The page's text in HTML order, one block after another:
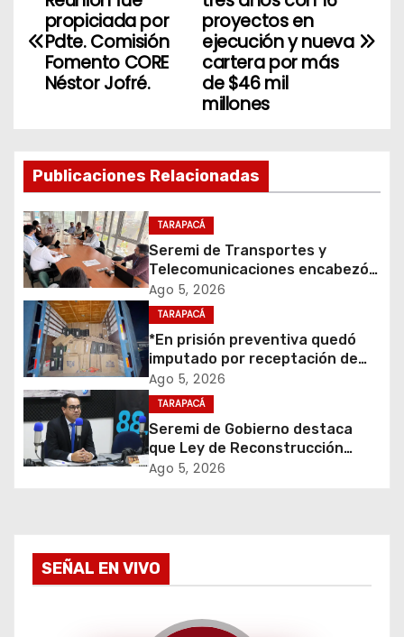
a
a
c
i
ó
n
d
e
e
r
a
proyectos en
ejecución y nueva
cartera por más
de $46 mil
millones
propiciada por
Pdte. Comisión
Fomento CORE
Néstor Jofré.
Publicaciones Relacionadas
TARAPACÁ
Seremi de Transportes y
Telecomunicaciones encabezó
primera mesa de coordinación
para el retiro de cables en
desuso en Iquique
Ago 5, 2026
TARAPACÁ
*En prisión preventiva quedó
imputado por receptación de
cigarrillos avaluados en $1.600
millones*
Ago 5, 2026
TARAPACÁ
Seremi de Gobierno destaca
que Ley de Reconstrucción
Nacional impulsará la inversión
Ago 5, 2026
SEÑAL EN VIVO